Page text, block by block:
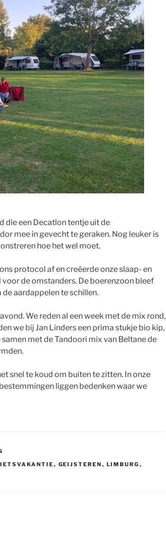
die een Decatlon tentje uit de
mee in gevecht te geraken. Nog leuker is
hoe het wel moet.
protocol af en creëerde onze slaap- en
de omstanders. De boerenzoon bleef
aardappelen te schillen.
We reden al een week met de mix rond,
we bij Jan Linders een prima stukje bio kip,
met de Tandoori mix van Beltane de
snel te koud om buiten te zitten. In onze
liggen bedenken waar we
, GEIJSTEREN , LIMBURG ,